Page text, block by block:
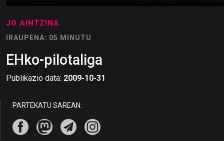
JO AINTZINA
IRAUPENA: 05 MINUTU
EHko-pilotaliga
Publikazio data: 2009-10-31
PARTEKATU SAREAN: